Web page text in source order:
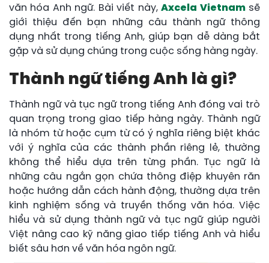
văn hóa Anh ngữ. Bài viết này,Axcela Vietnamsẽ
giới thiệu đến bạn những câu thành ngữ thông
dụng nhất trong tiếng Anh, giúp bạn dễ dàng bắt
gặp và sử dụng chúng trong cuộc sống hàng ngày.
Thành ngữ tiếng Anh là gì?
Thành ngữ và tục ngữ trong tiếng Anh đóng vai trò
quan trọng trong giao tiếp hàng ngày. Thành ngữ
là nhóm từ hoặc cụm từ có ý nghĩa riêng biệt khác
với ý nghĩa của các thành phần riêng lẻ, thường
không thể hiểu dựa trên từng phần. Tục ngữ là
những câu ngắn gọn chứa thông điệp khuyên răn
hoặc hướng dẫn cách hành động, thường dựa trên
kinh nghiệm sống và truyền thống văn hóa. Việc
hiểu và sử dụng thành ngữ và tục ngữ giúp người
Việt nâng cao kỹ năng giao tiếp tiếng Anh và hiểu
biết sâu hơn về văn hóa ngôn ngữ.